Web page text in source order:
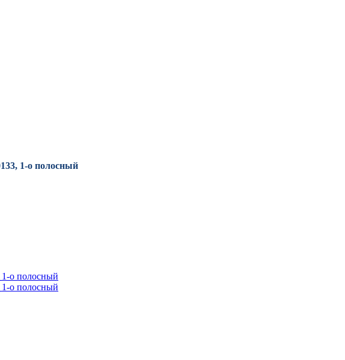
1-о полосный